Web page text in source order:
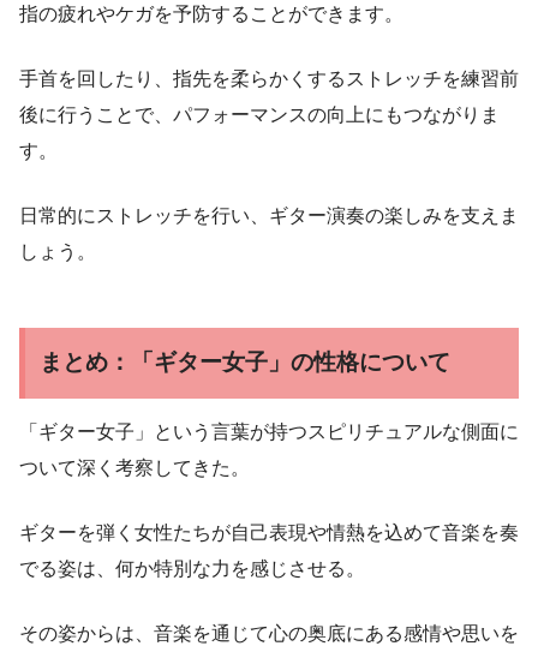
指の疲れやケガを予防することができます。
手首を回したり、指先を柔らかくするストレッチを練習前
後に行うことで、パフォーマンスの向上にもつながりま
す。
日常的にストレッチを行い、ギター演奏の楽しみを支えま
しょう。
まとめ：「ギター女子」の性格について
「ギター女子」という言葉が持つスピリチュアルな側面に
ついて深く考察してきた。
ギターを弾く女性たちが自己表現や情熱を込めて音楽を奏
でる姿は、何か特別な力を感じさせる。
その姿からは、音楽を通じて心の奥底にある感情や思いを